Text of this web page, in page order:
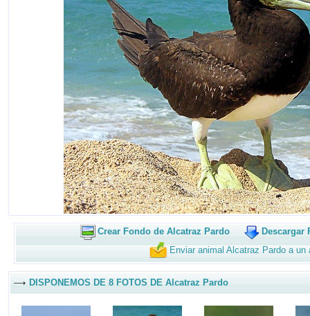
Crear Fondo de Alcatraz Pardo
Descargar
Enviar animal Alcatraz Pardo a un
DISPONEMOS DE 8 FOTOS DE Alcatraz Pardo